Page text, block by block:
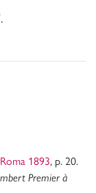
1893, p. 20.
Premier à